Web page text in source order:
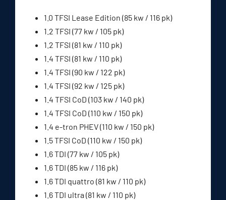
1.0 TFSI Lease Edition (85 kw / 116 pk)
1.2 TFSI (77 kw / 105 pk)
1.2 TFSI (81 kw / 110 pk)
1.4 TFSI (81 kw / 110 pk)
1.4 TFSI (90 kw / 122 pk)
1.4 TFSI (92 kw / 125 pk)
1.4 TFSI CoD (103 kw / 140 pk)
1.4 TFSI CoD (110 kw / 150 pk)
1.4 e-tron PHEV (110 kw / 150 pk)
1.5 TFSI CoD (110 kw / 150 pk)
1.6 TDI (77 kw / 105 pk)
1.6 TDI (85 kw / 116 pk)
1.6 TDI quattro (81 kw / 110 pk)
1.6 TDI ultra (81 kw / 110 pk)